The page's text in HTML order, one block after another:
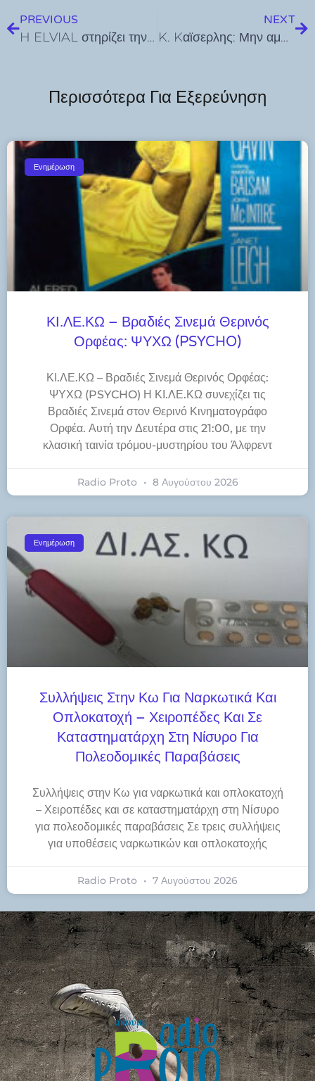
PREVIOUS
H ELVIAL στηρίζει την ανώτατη εκπαίδευση: Τα συστήματα αλουμινίου της πρωταγωνιστούν στο ανακαινισμένο κτίριο «West Hall» του ACT (American College of Thessaloniki)
NEXT
K. Kαϊσερλης: Μην αμφιβάλλετε πως θα έρθει η μέρα που θα πληρώνουμε ακριβά για να ζήσουμε…
Περισσότερα Για Εξερεύνηση
Ενημέρωση
ΚΙ.ΛΕ.ΚΩ – Βραδιές Σινεμά Θερινός
Ορφέας: ΨΥΧΩ (PSYCHO)
ΚΙ.ΛΕ.ΚΩ – Βραδιές Σινεμά Θερινός Ορφέας:
ΨΥΧΩ (PSYCHO) Η ΚΙ.ΛΕ.ΚΩ συνεχίζει τις
Βραδιές Σινεμά στον Θερινό Κινηματογράφο
Ορφέα. Αυτή την Δευτέρα στις 21:00, με την
κλασική ταινία τρόμου-μυστηρίου του Άλφρεντ
Radio Proto 8 Αυγούστου 2026
Ενημέρωση
Συλλήψεις Στην Κω Για Ναρκωτικά Και
Οπλοκατοχή – Χειροπέδες Και Σε
Καταστηματάρχη Στη Νίσυρο Για
Πολεοδομικές Παραβάσεις
Συλλήψεις στην Κω για ναρκωτικά και οπλοκατοχή
– Χειροπέδες και σε καταστηματάρχη στη Νίσυρο
για πολεοδομικές παραβάσεις Σε τρεις συλλήψεις
για υποθέσεις ναρκωτικών και οπλοκατοχής
Radio Proto 7 Αυγούστου 2026